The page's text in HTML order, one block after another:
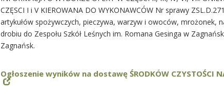
CZĘSCI I i V KIEROWANA DO WYKONAWCÓW Nr sprawy
artykułów spożywczych, pieczywa, warzyw i owoców, mrożonek,
drobiu do Zespołu Szkół Leśnych im. Romana Gesinga w
Zagnańsk.
Ogłoszenie wyników na dostawę ŚRODKÓW CZYSTOŚCI